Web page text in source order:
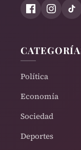
Política
Economía
Sociedad
Deportes